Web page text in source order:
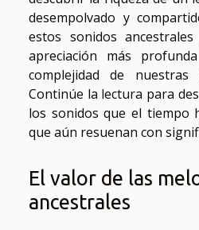
desempolvado y
estos sonidos
apreciación más
complejidad de nuestras
Continúe la lectura para
los sonidos que el tiempo
que aún resuenan con
El valor de las
ancestrales